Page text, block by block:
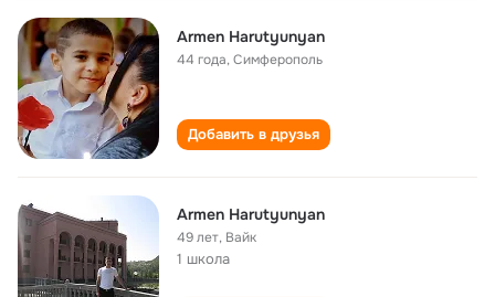
Armen Harutyunyan
44 года,Симферополь
Добавить в друзья
Armen Harutyunyan
49 лет, Вайк
1 школа